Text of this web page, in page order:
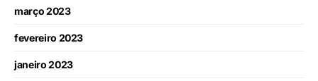
março 2023
fevereiro 2023
janeiro 2023